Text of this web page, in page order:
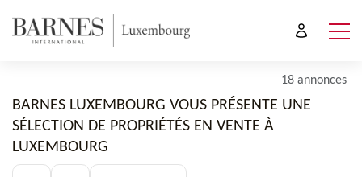
18 annonces
BARNES LUXEMBOURG VOUS PRÉSENTE UNE
SÉLECTION DE PROPRIÉTÉS EN VENTE À
LUXEMBOURG